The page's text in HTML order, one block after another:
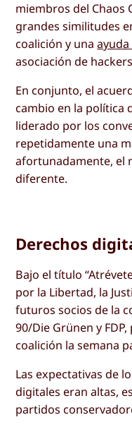
miembros del Chaos
grandes similitudes
coalición y una
asociación de
En conjunto, el
cambio en la política
liderado por los
repetidamente una
afortunadamente, el
diferente.
Derechos
Bajo el título
por la Libertad, la
futuros socios de la
90/Die Grünen y
coalición la semana
Las expectativas de
digitales eran altas,
partidos